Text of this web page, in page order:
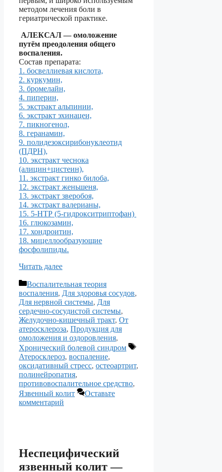
методом лечения боли в
гериатрической практике.
АЛЕКСАЛ— омоложение
путём преодоления общего
воспаления.
Состав препарата:
1. босвеллиевая кислота,
2. куркумин,
3. бромелайн,
4. пиперин,
5. экстракт альпинии,
6. экстракт эхинацеи,
7. пикногенол,
8. геранамин,
9. полидезоксирибонуклеотид
(ПДРН),
10. экстракт чеснока
(алицин+цистеин),
11. экстракт гинко билоба,
12. экстракт женьшеня,
13. экстракт зверобоя,
14. экстракт валерианы,
15. 5-НТР (5-гидрокситриптофан)
16. глюкозамин,
17. хондроитин,
18. мицеллообразующие
фосфолипиды.
Читать далее
Рубрики
Воспалительная теория
воспаления, Для здоровья сосудов,
Для нервной системы, Для
сердечно-сосудистой системы,
Желудочно-кишечный тракт, От
атеросклероза, Продукция для
омоложения и оздоровления,
Хронический болевой синдром
Метки
Атеросклероз, воспаление,
оксидативный стресс, остеоартрит,
полинейропатия,
противовоспалительное средство,
Язвенный колит
Оставьте
комментарий
Неспецифический
язвенный колит —